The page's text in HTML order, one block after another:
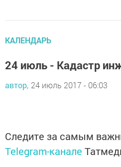
КАЛЕНДАРЬ
24 июль - Кадастр
автор, 24 июль 2017 - 06:03
Следите за самым
Telegram-канале